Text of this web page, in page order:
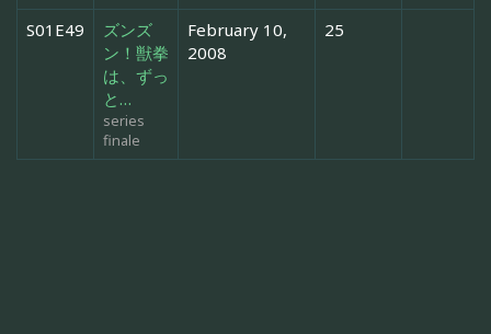
S01E49
ズンズ
ン！獣拳
は、ずっ
と…
series
finale
February 10,
2008
25